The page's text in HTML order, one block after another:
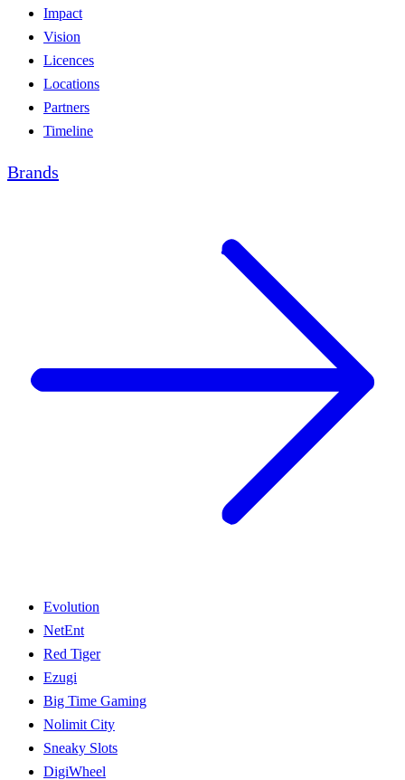
Impact
Vision
Licences
Locations
Partners
Timeline
Brands
Evolution
NetEnt
Red Tiger
Ezugi
Big Time Gaming
Nolimit City
Sneaky Slots
DigiWheel